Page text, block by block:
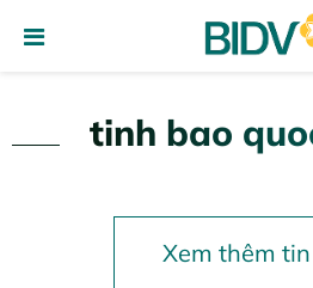
tinh bao
Xem thêm